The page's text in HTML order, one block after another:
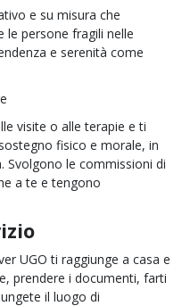
e su misura che
le persone fragili nelle
e serenità come
visite o alle terapie e ti
fisico e morale, in
Svolgono le commissioni di
a te e tengono
UGO ti raggiunge a casa e
prendere i documenti, farti
il luogo di